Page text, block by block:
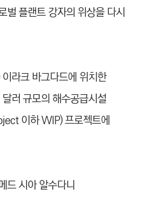
벌 플랜트 강자의 위상을 다시
라크 바그다드에 위치한
러 규모의 해수공급시설
이하 WIP) 프로젝트에
드 시아 알수다니